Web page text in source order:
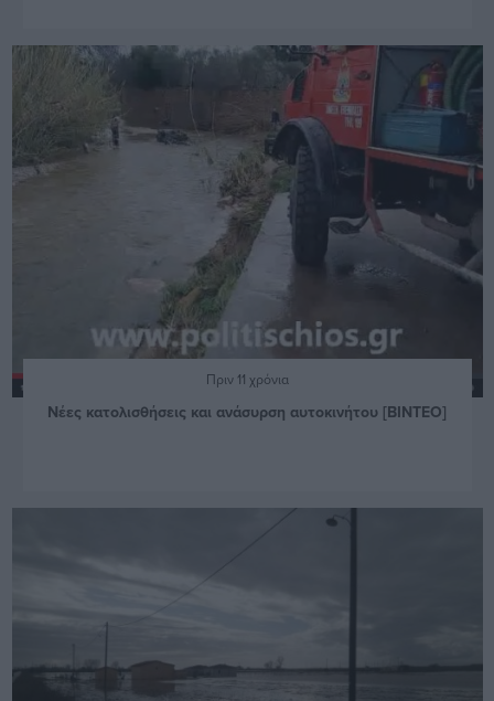
Πριν 11 χρόνια
Νέες κατολισθήσεις και ανάσυρση αυτοκινήτου [ΒΙΝΤΕΟ]